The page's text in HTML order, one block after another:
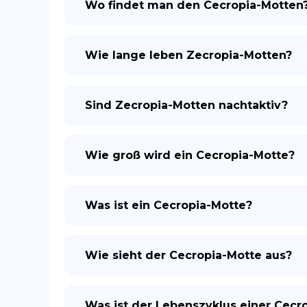
Wo findet man den Cecropia-
Wie lange leben Zecropia-Motten?
Sind Zecropia-Motten nachtaktiv?
Wie groß wird ein Cecropia-Motte?
Was ist ein Cecropia-Motte?
Wie sieht der Cecropia-Motte aus?